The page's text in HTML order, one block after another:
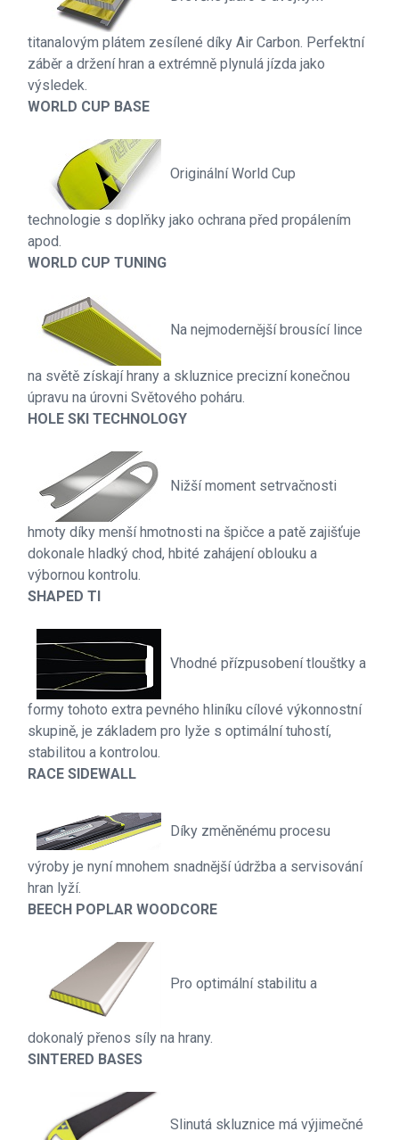
titanalovým plátem zesílené díky Air Carbon. Perfektní
záběr a držení hran a extrémně plynulá jízda jako
výsledek.
WORLD CUP BASE
Originální World Cup
technologie s doplňky jako ochrana před propálením
apod.
WORLD CUP TUNING
Na nejmodernější brousící lince
na světě získají hrany a skluznice precizní konečnou
úpravu na úrovni Světového poháru.
HOLE SKI TECHNOLOGY
Nižší moment setrvačnosti
hmoty díky menší hmotnosti na špičce a patě zajišťuje
dokonale hladký chod, hbité zahájení oblouku a
výbornou kontrolu.
SHAPED TI
Vhodné přízpusobení tlouštky a
formy tohoto extra pevného hliníku cílové výkonnostní
skupině, je základem pro lyže s optimální tuhostí,
stabilitou a kontrolou.
RACE SIDEWALL
Díky změněnému procesu
výroby je nyní mnohem snadnější údržba a servisování
hran lyží.
BEECH POPLAR WOODCORE
Pro optimální stabilitu a
dokonalý přenos síly na hrany.
SINTERED BASES
Slinutá skluznice má výjimečné